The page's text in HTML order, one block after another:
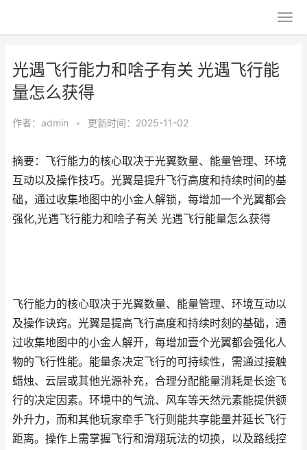
光遇飞行能力和啥子有关 光遇飞行能
量怎么获得
作者： admin • 更新时间：2025-11-02
摘要：飞行能力的核心取决于光翼数量、能量管理、环境
互动以及操作技巧。光翼是提升飞行高度和持续时间的基
础，通过收集地图中的小金人解锁，每增加一个光翼都会
强化,光遇飞行能力和啥子有关 光遇飞行能量怎么获得
飞行能力的核心取决于光翼数量、能量管理、环境互动以
及操作诀窍。光翼是提高飞行高度和持续时刻的基础，通
过收集地图中的小金人解开，每增加壹个光翼都会强化人
物的飞行性能。能量条决定飞行的可持续性，需通过接触
蜡烛、云层或其他光源补充，合理分配能量消耗是长途飞
行的决定因素。环境中的气流、风车等天然元素能提供额
外升力，而和其他玩家牵手飞行则能共享能量并延长飞行
距离。操作上需掌握飞行和滑翔玩法的切换，以及路线控